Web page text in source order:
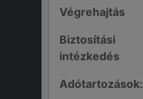
Végrehajtás
Biztosítási
intézkedés
Adótartozások: